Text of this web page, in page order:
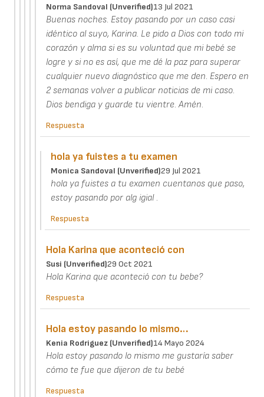
Norma Sandoval (unverified)13 Jul 2021
Buenas noches. Estoy pasando por un caso casi
idéntico al suyo, Karina. Le pido a Dios con todo mi
corazón y alma si es su voluntad que mi bebé se
logre y si no es así, que me dé la paz para superar
cualquier nuevo diagnóstico que me den. Espero en
2 semanas volver a publicar noticias de mi caso.
Dios bendiga y guarde tu vientre. Amén.
Respuesta
hola ya fuistes a tu examen
Monica Sandoval (unverified)29 Jul 2021
hola ya fuistes a tu examen cuentanos que paso,
estoy pasando por alg igial .
Respuesta
Hola Karina que aconteció con
Susi (unverified)29 Oct 2021
Hola Karina que aconteció con tu bebe?
Respuesta
Hola estoy pasando lo mismo…
Kenia Rodriguez (unverified)14 Mayo 2024
Hola estoy pasando lo mismo me gustaría saber
cómo te fue que dijeron de tu bebé
Respuesta